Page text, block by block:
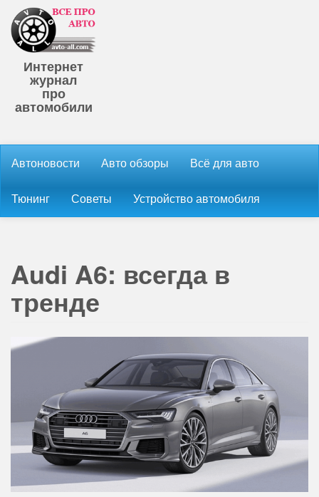
Интернет
журнал
про
автомобили
Автоновости Авто обзоры Всё для авто
Тюнинг Советы Устройство автомобиля
Audi A6: всегда в
тренде